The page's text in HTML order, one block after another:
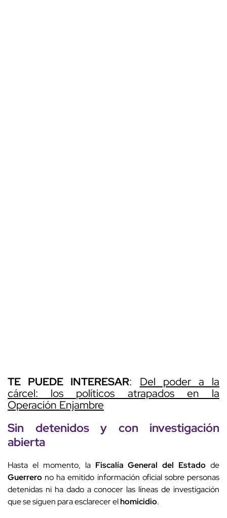
TE PUEDE INTERESAR: Del poder a la
cárcel: los políticos atrapados en la
Operación Enjambre
Sin detenidos y con investigación
abierta
Hasta el momento, la Fiscalía General del Estado de
Guerrero no ha emitido información oficial sobre personas
detenidas ni ha dado a conocer las líneas de investigación
que se siguen para esclarecer elhomicidio.